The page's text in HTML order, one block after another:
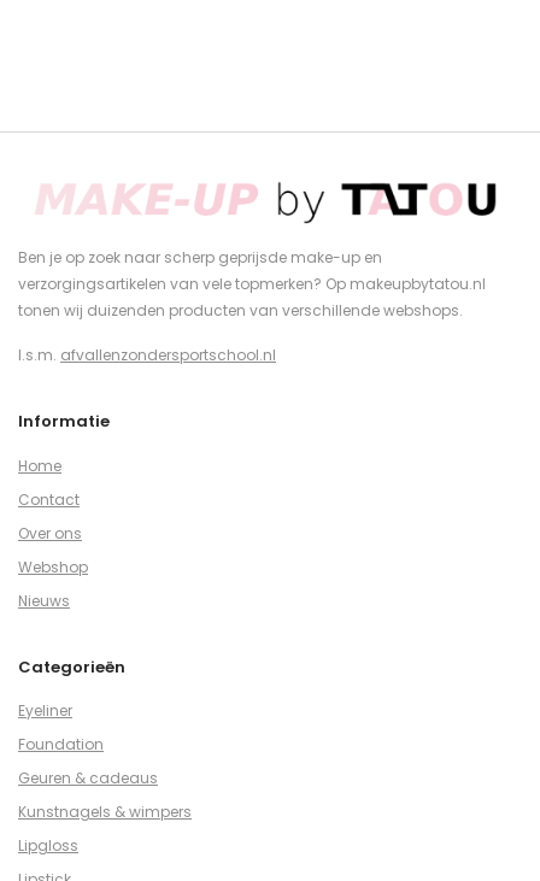
Ben je op zoek naar scherp geprijsde make-up en
verzorgingsartikelen van vele topmerken? Op makeupbytatou.nl
tonen wij duizenden producten van verschillende webshops.
I.s.m. afvallenzondersportschool.nl
Informatie
Home
Contact
Over ons
Webshop
Nieuws
Categorieën
Eyeliner
Foundation
Geuren & cadeaus
Kunstnagels & wimpers
Lipgloss